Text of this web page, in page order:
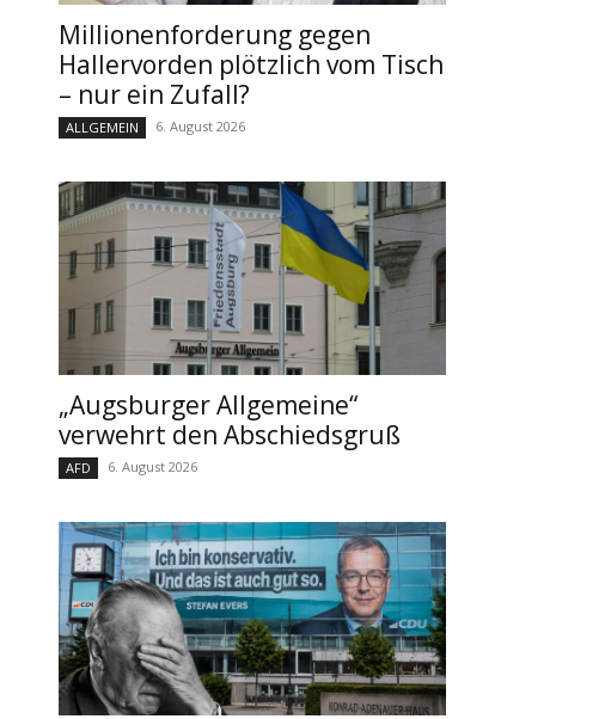
Millionenforderung gegen
Hallervorden plötzlich vom Tisch
– nur ein Zufall?
ALLGEMEIN 6. August 2026
„Augsburger Allgemeine“
verwehrt den Abschiedsgruß
AFD 6. August 2026